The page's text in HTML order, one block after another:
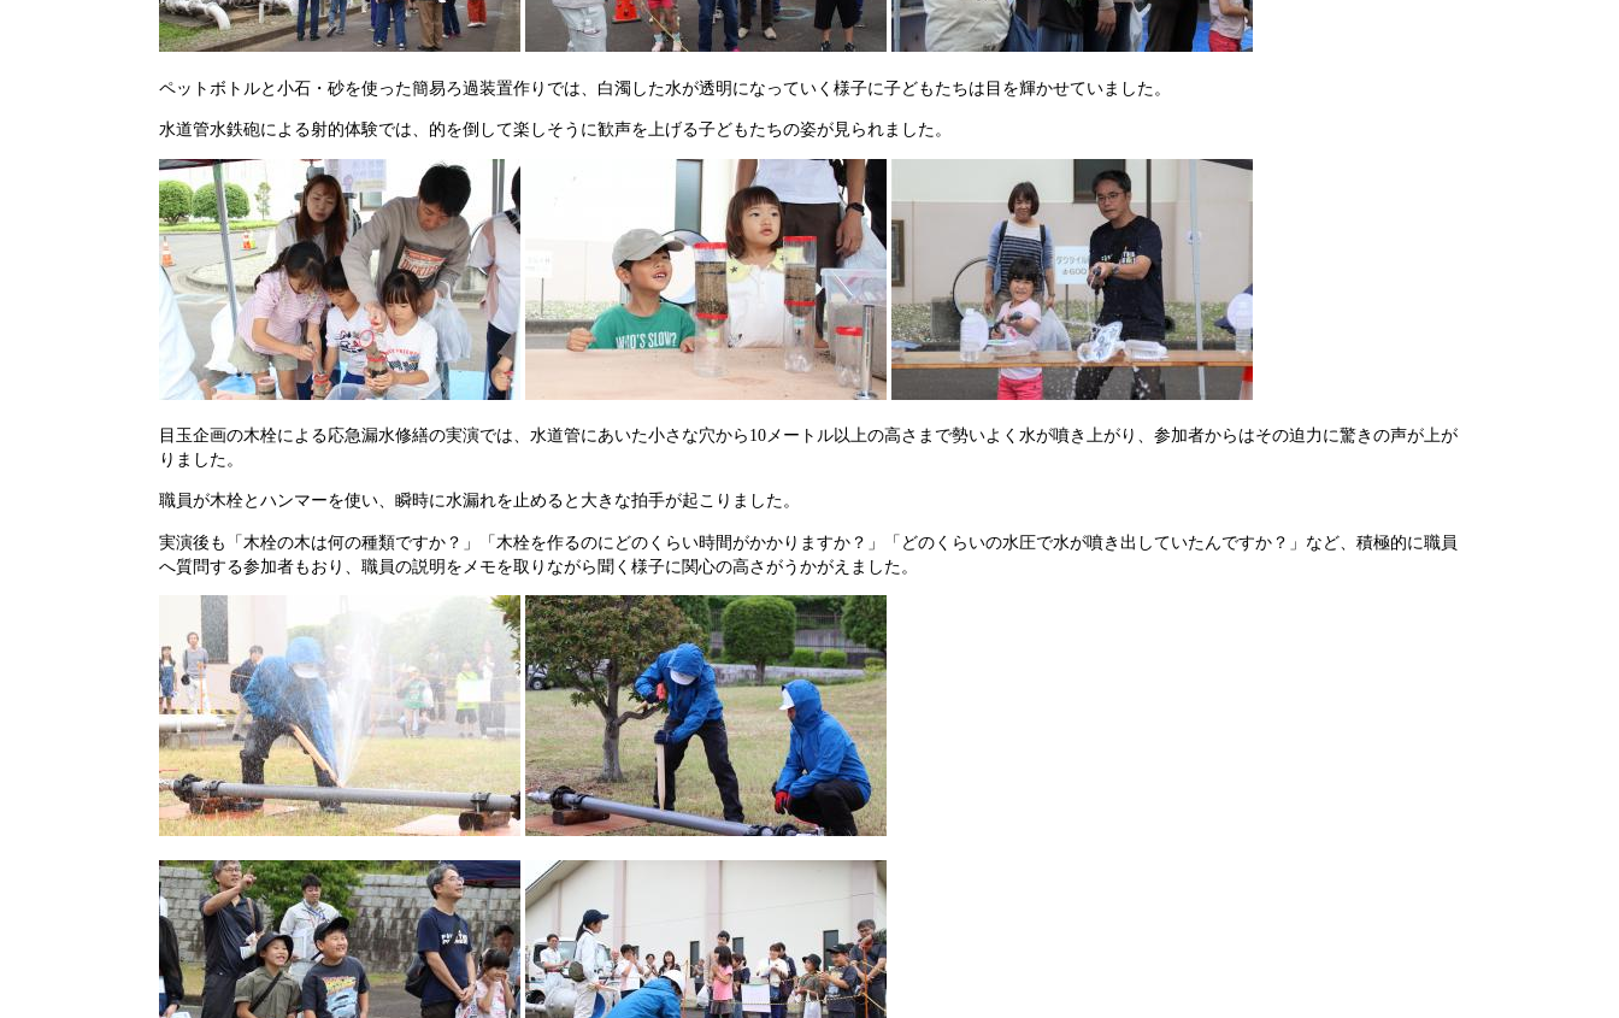
ペットボトルと小石・砂を使った簡易ろ過装置作りでは、白濁した水が透明になっていく様子に子どもたちは目を輝かせていました。
水道管水鉄砲による射的体験では、的を倒して楽しそうに歓声を上げる子どもたちの姿が見られました。
目玉企画の木栓による応急漏水修繕の実演では、水道管にあいた小さな穴から10メートル以上の高さまで勢いよく水が噴き上がり、参加者からはその迫力に驚きの声が上が
りました。
職員が木栓とハンマーを使い、瞬時に水漏れを止めると大きな拍手が起こりました。
実演後も「木栓の木は何の種類ですか？」「木栓を作るのにどのくらい時間がかかりますか？」「どのくらいの水圧で水が噴き出していたんですか？」など、積極的に職員
へ質問する参加者もおり、職員の説明をメモを取りながら聞く様子に関心の高さがうかがえました。